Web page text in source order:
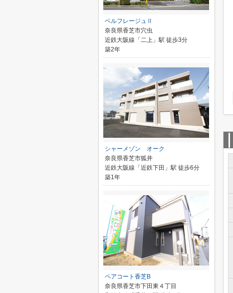
ベルフレージュⅡ
奈良県香芝市穴虫
近鉄大阪線「二上」駅 徒歩3分
築2年
シャーメゾン オーク
奈良県香芝市狐井
近鉄大阪線「近鉄下田」駅 徒歩6分
築1年
ペアコート香芝B
奈良県香芝市下田東４丁目